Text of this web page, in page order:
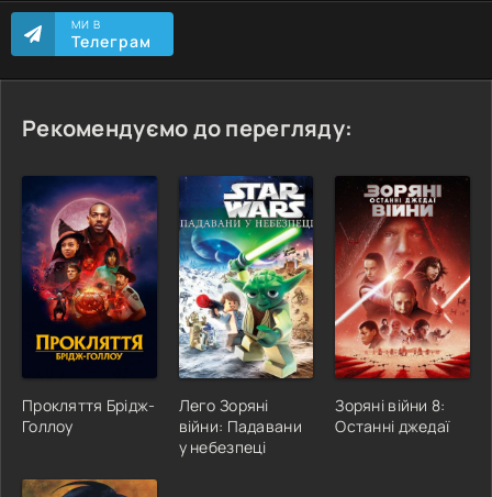
МИ В
Телеграм
Рекомендуємо до перегляду:
Прокляття Брідж-
Голлоу
Лего Зоряні
війни: Падавани
у небезпеці
Зоряні війни 8:
Останні джедаї